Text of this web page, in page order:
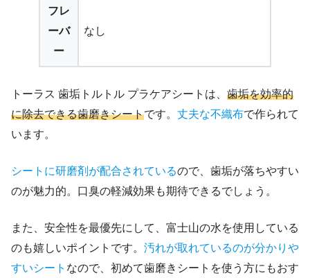
フレ
ーバ
ー
なし
トーラス 歯垢トルトル プラケアシートは、 歯垢を効率的
に除去できる歯磨きシートです。 丈夫な不織布で作られて
います。
シートに研磨剤が配合されているので、歯垢が落ちやすい
のが魅力的。口臭の軽減効果も期待できるでしょう。
また、安全性を最優先にして、富士山の水を使用している
のも嬉しいポイントです。 汚れが取れているのが分かりや
すいシート なので、初めて歯磨きシートを使う方にもおす